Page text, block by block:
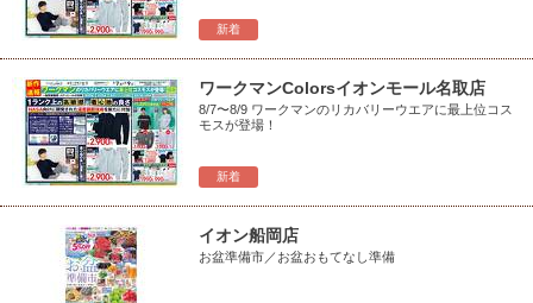
新着
新着
ワークマンColorsイオンモール名取店
8/7〜8/9 ワークマンのリカバリーウエアに最上位コス
モスが登場！
イオン船岡店
お盆準備市／お盆おもてなし準備